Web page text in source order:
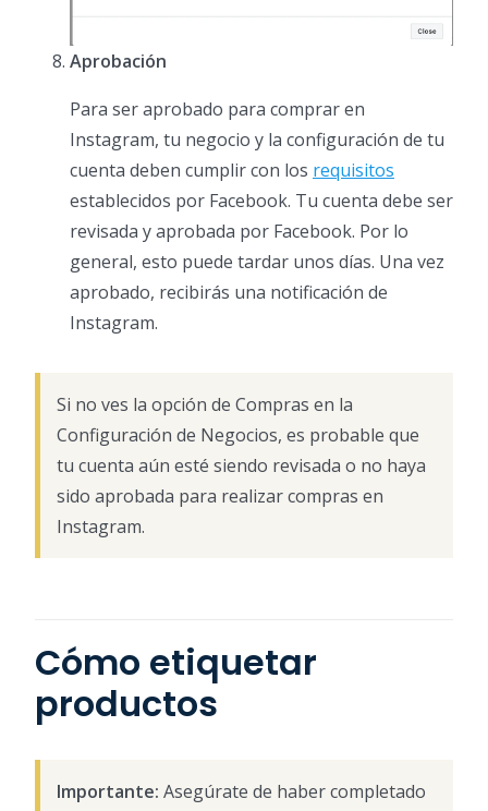
Aprobación
Para ser aprobado para comprar en
Instagram, tu negocio y la configuración de tu
cuenta deben cumplir con los requisitos
establecidos por Facebook. Tu cuenta debe ser
revisada y aprobada por Facebook. Por lo
general, esto puede tardar unos días. Una vez
aprobado, recibirás una notificación de
Instagram.
Si no ves la opción de Compras en la
Configuración de Negocios, es probable que
tu cuenta aún esté siendo revisada o no haya
sido aprobada para realizar compras en
Instagram.
Cómo etiquetar
productos
Importante: Asegúrate de haber completado